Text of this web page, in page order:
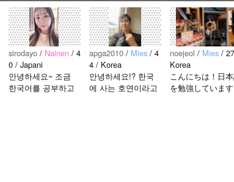
sirodayo / Nainen/ 4
0 / Japani
안녕하세요~ 조금
한국어를 공부하고
apga2010 / Mies/ 4
4 / Korea
안녕하세요!? 한국
에 사는 호연이라고
noejeol / Mies/
Korea
こんにちは！日
を勉強しています